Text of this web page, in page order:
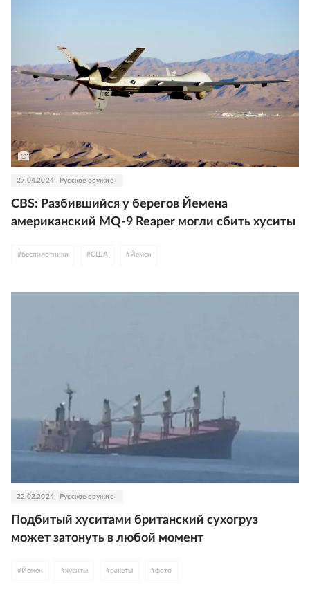
27.04.2024 Русское оружие
CBS: Разбившийся у берегов Йемена
американский MQ-9 Reaper могли сбить хуситы
#беспилотники #США # Йемен
22.02.2024 Русское оружие
Подбитый хуситами британский сухогруз
может затонуть в любой момент
# Йемен #хуситы #ракеты #фото